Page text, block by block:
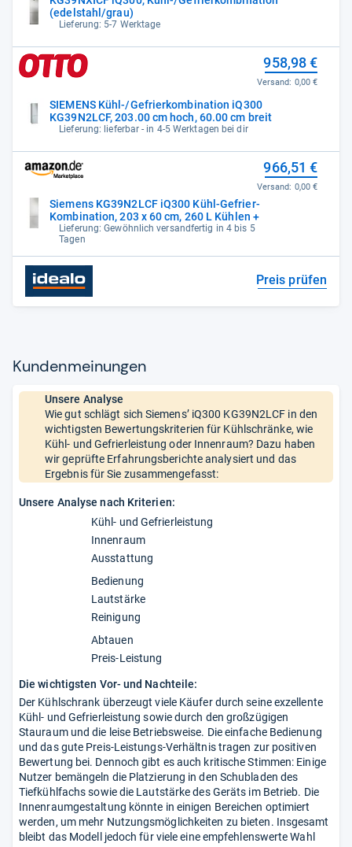
(edelstahl/grau)
Lieferung: 5-7 Werktage
SIEMENS Kühl-/Gefrierkombination iQ300
KG39N2LCF, 203.00 cm hoch, 60.00 cm breit
Lieferung: lieferbar - in 4-5 Werktagen bei dir
958,98 €
Versand: 0,00 €
Siemens KG39N2LCF iQ300 Kühl-Gefrier-
Kombination, 203 x 60 cm, 260 L Kühlen +
Lieferung: Gewöhnlich versandfertig in 4 bis 5
Tagen
966,51 €
Versand: 0,00 €
Preis prüfen
Kun­den­mei­nun­gen
Unsere Analyse
Wie gut schlägt sich Siemens’ iQ300 KG39N2LCF in den
wichtigsten Bewertungskriterien für Kühlschränke, wie
Kühl- und Gefrierleistung oder Innenraum? Dazu haben
wir geprüfte Erfahrungsberichte analysiert und das
Ergebnis für Sie zusammengefasst:
Unsere Analyse nach Kriterien:
Kühl- und Gefrierleistung
Innenraum
Ausstattung
Bedienung
Lautstärke
Reinigung
Abtauen
Preis-Leistung
Die wichtigsten Vor- und Nachteile:
Der Kühlschrank überzeugt viele Käufer durch seine exzellente
Kühl- und Gefrierleistung sowie durch den großzügigen
Stauraum und die leise Betriebsweise. Die einfache Bedienung
und das gute Preis-Leistungs-Verhältnis tragen zur positiven
Bewertung bei. Dennoch gibt es auch kritische Stimmen: Einige
Nutzer bemängeln die Platzierung in den Schubladen des
Tiefkühlfachs sowie die Lautstärke des Geräts im Betrieb. Die
Innenraumgestaltung könnte in einigen Bereichen optimiert
werden, um mehr Nutzungsmöglichkeiten zu bieten. Insgesamt
bleibt das Modell jedoch für viele eine empfehlenswerte Wahl